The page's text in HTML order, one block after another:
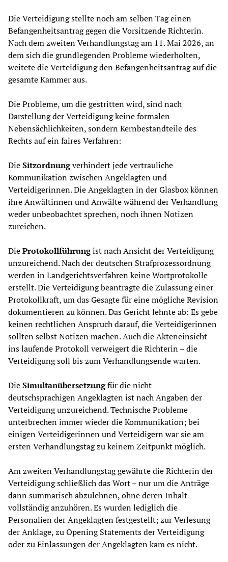
Die Verteidigung stellte noch am selben Tag einen
Befangenheitsantrag gegen die Vorsitzende Richterin.
Nach dem zweiten Verhandlungstag am 11. Mai 2026, an
dem sich die grundlegenden Probleme wiederholten,
weitete die Verteidigung den Befangenheitsantrag auf die
gesamte Kammer aus.
Die Probleme, um die gestritten wird, sind nach
Darstellung der Verteidigung keine formalen
Nebensächlichkeiten, sondern Kernbestandteile des
Rechts auf ein faires Verfahren:
DieSitzordnungverhindert jede vertrauliche
Kommunikation zwischen Angeklagten und
Verteidigerinnen. Die Angeklagten in der Glasbox können
ihre Anwältinnen und Anwälte während der Verhandlung
weder unbeobachtet sprechen, noch ihnen Notizen
zureichen.
DieProtokollführungist nach Ansicht der Verteidigung
unzureichend. Nach der deutschen Strafprozessordnung
werden in Landgerichtsverfahren keine Wortprotokolle
erstellt. Die Verteidigung beantragte die Zulassung einer
Protokollkraft, um das Gesagte für eine mögliche Revision
dokumentieren zu können. Das Gericht lehnte ab: Es gebe
keinen rechtlichen Anspruch darauf, die Verteidigerinnen
sollten selbst Notizen machen. Auch die Akteneinsicht
ins laufende Protokoll verweigert die Richterin – die
Verteidigung soll bis zum Verhandlungsende warten.
DieSimultanübersetzungfür die nicht
deutschsprachigen Angeklagten ist nach Angaben der
Verteidigung unzureichend. Technische Probleme
unterbrechen immer wieder die Kommunikation; bei
einigen Verteidigerinnen und Verteidigern war sie am
ersten Verhandlungstag zu keinem Zeitpunkt möglich.
Am zweiten Verhandlungstag gewährte die Richterin der
Verteidigung schließlich das Wort – nur um die Anträge
dann summarisch abzulehnen, ohne deren Inhalt
vollständig anzuhören. Es wurden lediglich die
Personalien der Angeklagten festgestellt; zur Verlesung
der Anklage, zu Opening Statements der Verteidigung
oder zu Einlassungen der Angeklagten kam es nicht.